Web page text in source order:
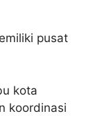
pusat
kota
koordinasi